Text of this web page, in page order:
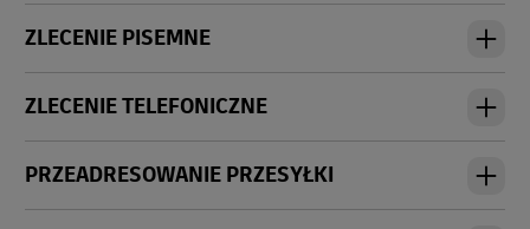
ZLECENIE PISEMNE
ZLECENIE TELEFONICZNE
PRZEADRESOWANIE PRZESYŁKI